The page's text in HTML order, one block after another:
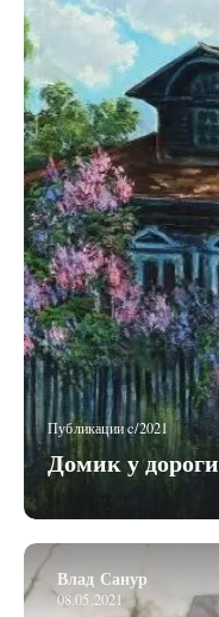
Публикации c/2021
Домик у дороги
Влад Санур
08.05.2021